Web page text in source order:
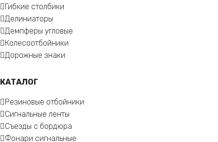
Гибкие столбики
Делиниаторы
Демпферы угловые
Колесоотбойники
Дорожные знаки
КАТАЛОГ
Резиновые отбойники
Сигнальные ленты
Съезды с бордюра
Фонари сигнальные